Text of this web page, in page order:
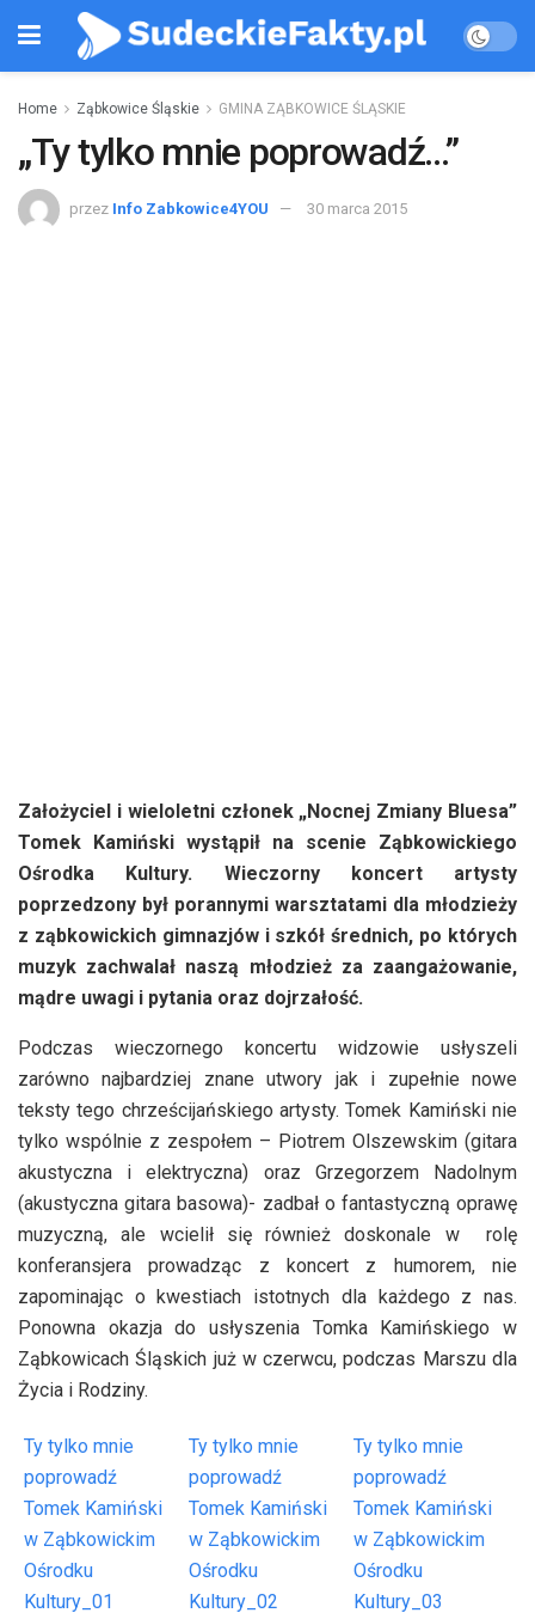
Home Ząbkowice Śląskie GMINA ZĄBKOWICE ŚLĄSKIE
„Ty tylko mnie poprowadź…”
przez Info Zabkowice4YOU 30 marca 2015
Założyciel i wieloletni członek „Nocnej Zmiany Bluesa”
Tomek Kamiński wystąpił na scenie Ząbkowickiego
Ośrodka Kultury. Wieczorny koncert artysty
poprzedzony był porannymi warsztatami dla młodzieży
z ząbkowickich gimnazjów i szkół średnich, po których
muzyk zachwalał naszą młodzież za zaangażowanie,
mądre uwagi i pytania oraz dojrzałość.
Podczas wieczornego koncertu widzowie usłyszeli
zarówno najbardziej znane utwory jak i zupełnie nowe
teksty tego chrześcijańskiego artysty. Tomek Kamiński nie
tylko wspólnie z zespołem – Piotrem Olszewskim (gitara
akustyczna i elektryczna) oraz Grzegorzem Nadolnym
(akustyczna gitara basowa)- zadbał o fantastyczną oprawę
muzyczną, ale wcielił się również doskonale w rolę
konferansjera prowadząc z koncert z humorem, nie
zapominając o kwestiach istotnych dla każdego z nas.
Ponowna okazja do usłyszenia Tomka Kamińskiego w
Ząbkowicach Śląskich już w czerwcu, podczas Marszu dla
Życia i Rodziny.
Ty tylko mnie
poprowadź
Tomek Kamiński
w Ząbkowickim
Ośrodku
Kultury_01
Ty tylko mnie
poprowadź
Tomek Kamiński
w Ząbkowickim
Ośrodku
Kultury_02
Ty tylko mnie
poprowadź
Tomek Kamiński
w Ząbkowickim
Ośrodku
Kultury_03